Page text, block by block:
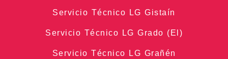
Servicio Técnico LG Gistaín
Servicio Técnico LG Grado (El)
Servicio Técnico LG Grañén